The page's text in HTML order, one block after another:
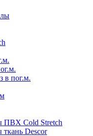
в пог.м.
ПВХ Cold Stretch
ткань Descor